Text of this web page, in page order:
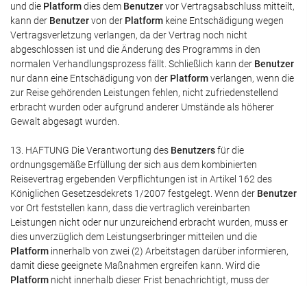
und die Platformdies dem Benutzervor Vertragsabschluss mitteilt,
kann der Benutzervon der Platform keine Entschädigung wegen
Vertragsverletzung verlangen, da der Vertrag noch nicht
abgeschlossen ist und die Änderung des Programms in den
normalen Verhandlungsprozess fällt. Schließlich kann der Benutzer
nur dann eine Entschädigung von der Platformverlangen, wenn die
zur Reise gehörenden Leistungen fehlen, nicht zufriedenstellend
erbracht wurden oder aufgrund anderer Umstände als höherer
Gewalt abgesagt wurden.
13. HAFTUNG Die Verantwortung des Benutzersfür die
ordnungsgemäße Erfüllung der sich aus dem kombinierten
Reisevertrag ergebenden Verpflichtungen ist in Artikel 162 des
Königlichen Gesetzesdekrets 1/2007 festgelegt. Wenn der Benutzer
vor Ort feststellen kann, dass die vertraglich vereinbarten
Leistungen nicht oder nur unzureichend erbracht wurden, muss er
dies unverzüglich dem Leistungserbringer mitteilen und die
Platform innerhalb von zwei (2) Arbeitstagen darüber informieren,
damit diese geeignete Maßnahmen ergreifen kann. Wird die
Platform nicht innerhalb dieser Frist benachrichtigt, muss der